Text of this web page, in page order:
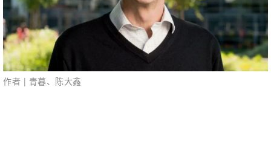
作者 | 青暮、陈大鑫